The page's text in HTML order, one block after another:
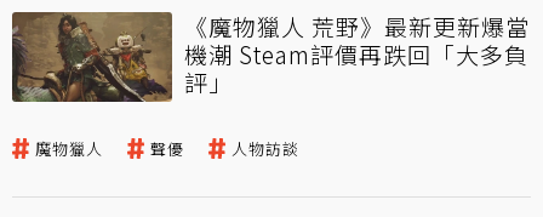
《魔物獵人 荒野》最新更新爆當
機潮 Steam評價再跌回「大多負
評」
魔物獵人 聲優 人物訪談